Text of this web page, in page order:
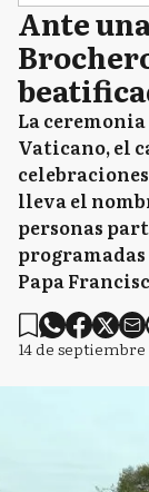
Ante
La
Vaticano, el
lleva el
personas
programadas
Papa
14 de septiembre